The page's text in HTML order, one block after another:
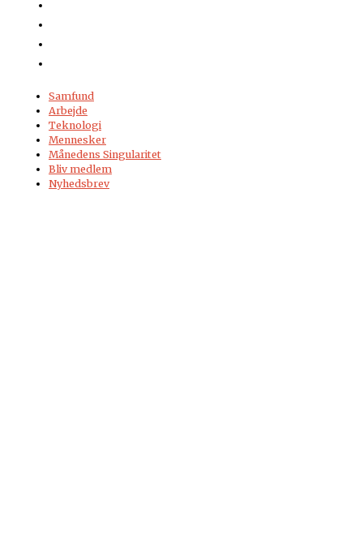
Samfund
Arbejde
Teknologi
Mennesker
Månedens Singularitet
Bliv medlem
Nyhedsbrev